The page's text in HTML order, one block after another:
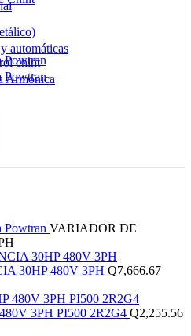
automáticas
chint
Powtran
Powtran
Armónica
Powtran VARIADOR DE
30HP 480V 3PH Q7,666.67
3PH PI500 2R2G4 Q2,255.56